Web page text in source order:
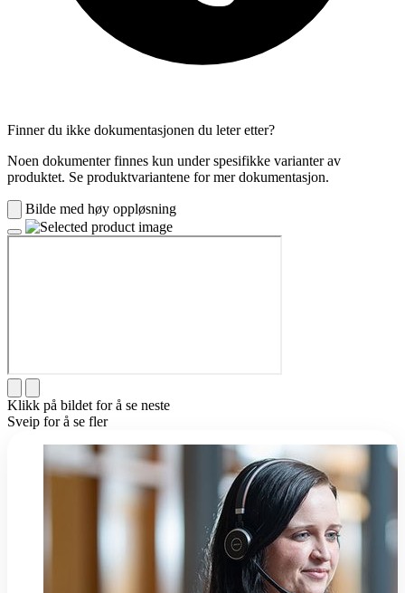
Finner du ikke dokumentasjonen du leter etter?
Noen dokumenter finnes kun under spesifikke varianter av
produktet. Se produktvariantene for mer dokumentasjon.
Bilde med høy oppløsning
Klikk på bildet for å se neste
Sveip for å se fler